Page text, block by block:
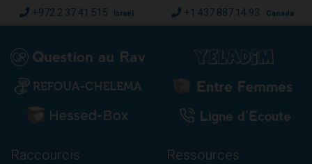
+972.2.37.41.515 Israël +1.437.887.14.93 Canada
Raccourcis Ressources